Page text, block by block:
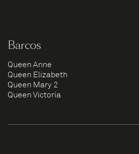
Barcos
Queen Anne
Queen Elizabeth
Queen Mary 2
Queen Victoria